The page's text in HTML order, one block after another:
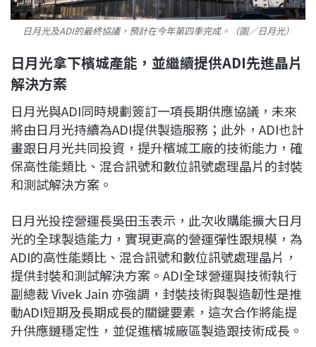
日月光及ADI的最終協議，預計在今年第四季完成。（圖／日月光）
日月光拿下檳城產能，並繼續提供ADI先進晶片
解決方案
日月光與ADI同時規劃簽訂一項長期供應協議，未來
將由日月光持續為ADI提供製造服務；此外，ADI也計
畫跟日月光共同投資，提升檳城工廠的技術能力，確
保高性能類比、混合訊號和數位訊號處理晶片的封裝
和測試解決方案。
日月光投控營運長吳田玉表示，此次收購能擴大日月
光的全球製造能力，實現更高的營運彈性跟規模，為
ADI的高性能類比、混合訊號和數位訊號處理晶片，
提供封裝和測試解決方案。ADI全球營運與技術執行
副總裁 Vivek Jain 亦強調，封裝技術與製造韌性是推
動ADI短期及長期成長的關鍵要素，這次合作將能提
升供應鏈穩定性，並促進檳城廠區製造跟技術成長。